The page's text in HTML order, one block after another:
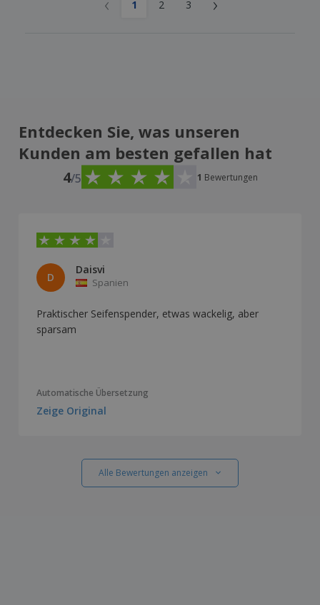
1 2 3
Entdecken Sie, was unseren
Kunden am besten gefallen hat
4/5 1 Bewertungen
D
Daisvi
Spanien
Praktischer Seifenspender, etwas wackelig, aber
sparsam
Automatische Übersetzung
Zeige Original
Alle Bewertungen anzeigen